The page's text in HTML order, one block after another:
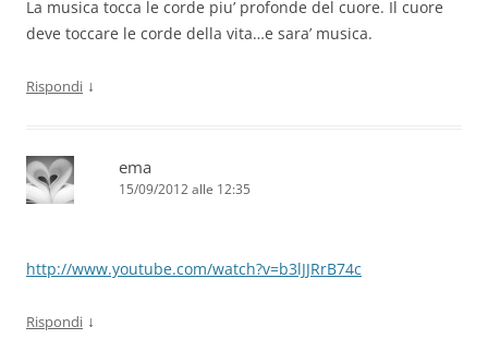
La musica tocca le corde piu’ profonde del cuore. Il cuore
deve toccare le corde della vita…e sara’ musica.
Rispondi ↓
ema
15/09/2012 alle 12:35
http://www.youtube.com/watch?v=b3lJJRrB74c
Rispondi ↓